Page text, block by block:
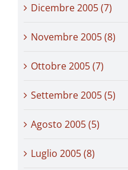
Dicembre 2005 (7)
Novembre 2005 (8)
Ottobre 2005 (7)
Settembre 2005 (5)
Agosto 2005 (5)
Luglio 2005 (8)